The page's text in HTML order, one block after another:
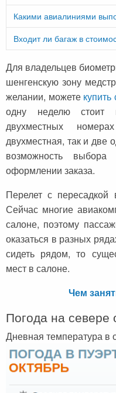
Какими авиалиниями
Входит ли багаж в
Для владельцев
шенгенскую зону
желании, можете
одну неделю стоит
двухместных
двухместная, так и две
возможность выбора
оформлении заказа.
Перелет с пересадкой
Сейчас многие
салоне, поэтому
оказаться в разных
сидеть рядом, то
мест в салоне.
Чем
Погода на севере
Дневная температура в